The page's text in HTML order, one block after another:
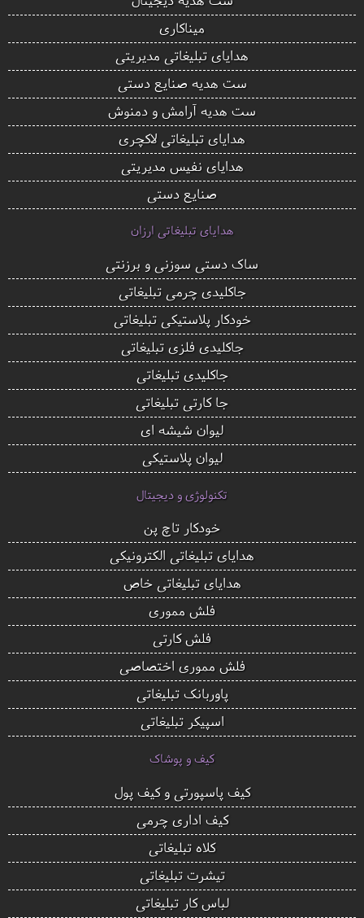
میناکاری
هدایای تبلیغاتی مدیریتی
ست هدیه صنایع دستی
ست هدیه آرامش و دمنوش
هدایای تبلیغاتی لاکچری
هدایای نفیس مدیریتی
صنایع دستی
هدایای تبلیغاتی ارزان
ساک دستی سوزنی و برزنتی
جاکلیدی چرمی تبلیغاتی
خودکار پلاستیکی تبلیغاتی
جاکلیدی فلزی تبلیغاتی
جاکلیدی تبلیغاتی
جا کارتی تبلیغاتی
لیوان شیشه ای
لیوان پلاستیکی
تکنولوژی و دیجیتال
خودکار تاچ پن
هدایای تبلیغاتی الکترونیکی
هدایای تبلیغاتی خاص
فلش مموری
فلش کارتی
فلش مموری اختصاصی
پاوربانک تبلیغاتی
اسپیکر تبلیغاتی
کیف و پوشاک
کیف پاسپورتی و کیف پول
کیف اداری چرمی
کلاه تبلیغاتی
تیشرت تبلیغاتی
لباس کار تبلیغاتی